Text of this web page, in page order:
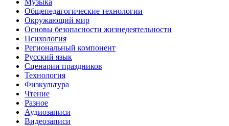
Общепедагогические технологии
Окружающий мир
Основы безопасности жизнедеятельности
Психология
Региональный компонент
Русский язык
Сценарии праздников
Технология
Физкультура
Чтение
Разное
Аудиозаписи
Видеозаписи